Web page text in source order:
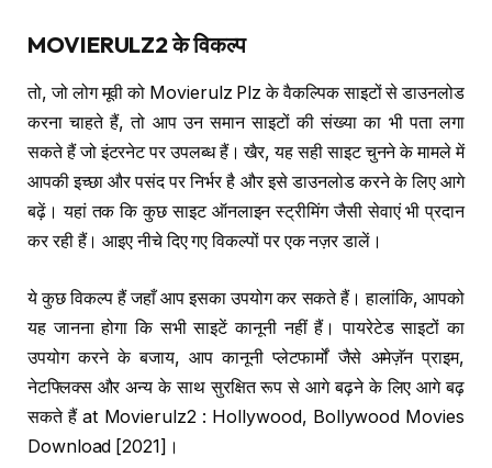
MOVIERULZ2के विकल्प
तो, जो लोग मूवी को Movierulz Plz के वैकल्पिक साइटों से डाउनलोड
करना चाहते हैं, तो आप उन समान साइटों की संख्या का भी पता लगा
सकते हैं जो इंटरनेट पर उपलब्ध हैं। खैर, यह सही साइट चुनने के मामले में
आपकी इच्छा और पसंद पर निर्भर है और इसे डाउनलोड करने के लिए आगे
बढ़ें। यहां तक ​​कि कुछ साइट ऑनलाइन स्ट्रीमिंग जैसी सेवाएं भी प्रदान
कर रही हैं। आइए नीचे दिए गए विकल्पों पर एक नज़र डालें।
ये कुछ विकल्प हैं जहाँ आप इसका उपयोग कर सकते हैं। हालांकि, आपको
यह जानना होगा कि सभी साइटें कानूनी नहीं हैं। पायरेटेड साइटों का
उपयोग करने के बजाय, आप कानूनी प्लेटफार्मों जैसे अमेज़ॅन प्राइम,
नेटफ्लिक्स और अन्य के साथ सुरक्षित रूप से आगे बढ़ने के लिए आगे बढ़
सकते हैं at Movierulz2 : Hollywood, Bollywood Movies
Download [2021]।